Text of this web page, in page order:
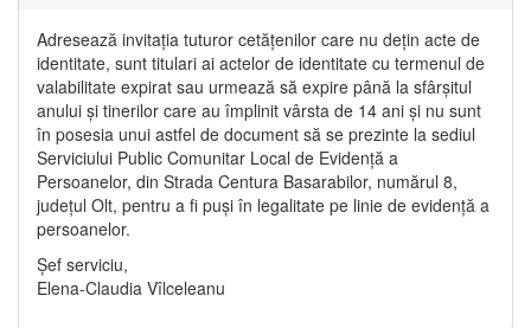
Adresează invitația tuturor cetățenilor care nu dețin acte de
identitate, sunt titulari ai actelor de identitate cu termenul de
valabilitate expirat sau urmează să expire până la sfârșitul
anului și tinerilor care au împlinit vârsta de 14 ani și nu sunt
în posesia unui astfel de document să se prezinte la sediul
Serviciului Public Comunitar Local de Evidență a
Persoanelor, din Strada Centura Basarabilor, numărul 8,
județul Olt, pentru a fi puși în legalitate pe linie de evidență a
persoanelor.
Șef serviciu,
Elena-Claudia Vîlceleanu